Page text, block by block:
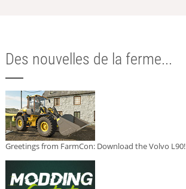
Des nouvelles de la ferme...
Greetings from FarmCon: Download the Volvo L90!